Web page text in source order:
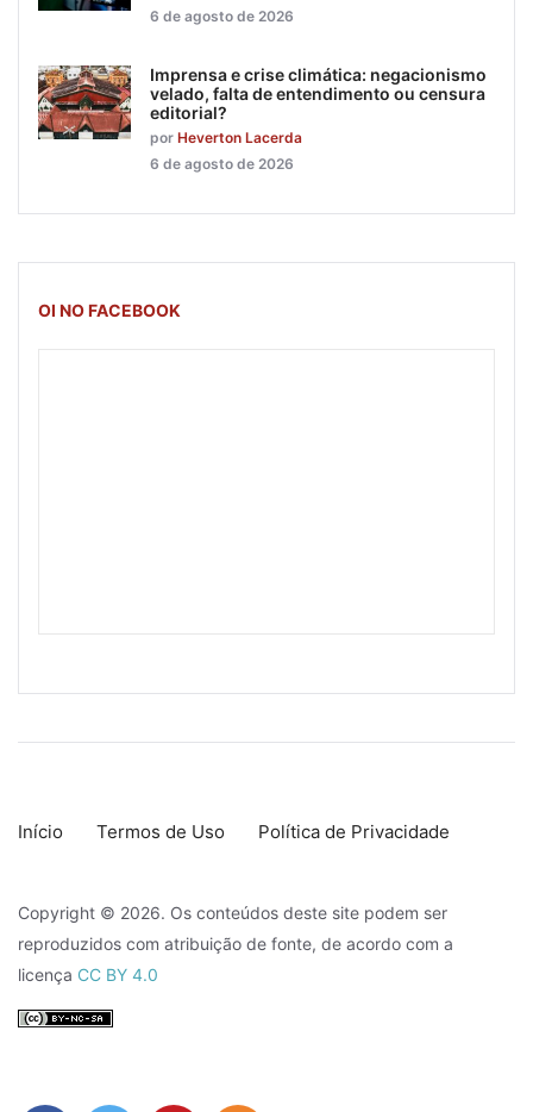
6 de agosto de 2026
Imprensa e crise climática: negacionismo
velado, falta de entendimento ou censura
editorial?
por Heverton Lacerda
6 de agosto de 2026
OI NO FACEBOOK
Início Termos de Uso Política de Privacidade
Copyright © 2026. Os conteúdos deste site podem ser
reproduzidos com atribuição de fonte, de acordo com a
licença CC BY 4.0